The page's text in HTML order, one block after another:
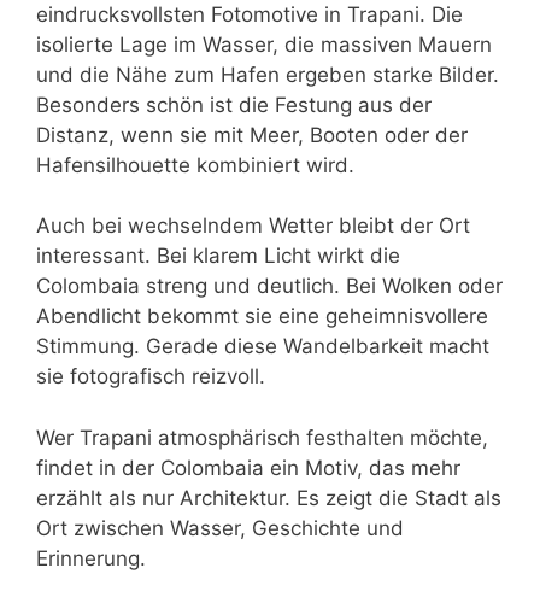
eindrucksvollsten Fotomotive in Trapani. Die
isolierte Lage im Wasser, die massiven Mauern
und die Nähe zum Hafen ergeben starke Bilder.
Besonders schön ist die Festung aus der
Distanz, wenn sie mit Meer, Booten oder der
Hafensilhouette kombiniert wird.
Auch bei wechselndem Wetter bleibt der Ort
interessant. Bei klarem Licht wirkt die
Colombaia streng und deutlich. Bei Wolken oder
Abendlicht bekommt sie eine geheimnisvollere
Stimmung. Gerade diese Wandelbarkeit macht
sie fotografisch reizvoll.
Wer Trapani atmosphärisch festhalten möchte,
findet in der Colombaia ein Motiv, das mehr
erzählt als nur Architektur. Es zeigt die Stadt als
Ort zwischen Wasser, Geschichte und
Erinnerung.